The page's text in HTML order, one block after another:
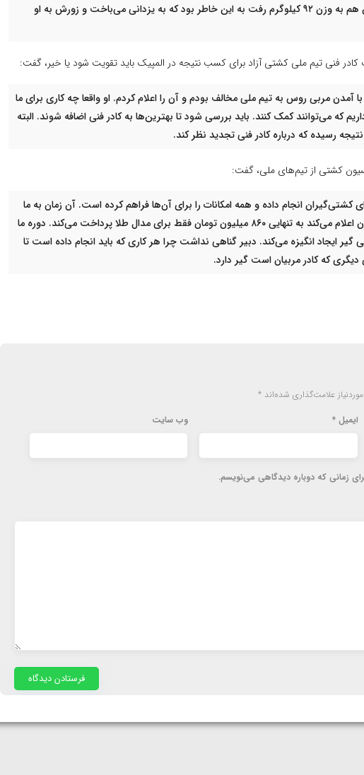
خیلی خوب شکست می‌دهد. اگر کامران هم به وزن ۹۲ کیلوگرم رفت به این خاطر بود که به یزدانی می‌باخت و زورش به او
فنی تیم ملی کشتی آزاد برای کسب نتیجه در المپیک باید تقویت شود یا خیر، گفت:
آمدن مربی روس به تیم ملی مخالف بودم و آن را اعلام کردم. او واقعا چه کاری برای ما
که می‌توانند کمک کنند. باید بررسی شود تا بهترین‌ها به کادر فنی اضافه شوند. البته
رسیده که درباره کادر فنی تجدید نظر کند.
کشتی از تیم‌های ملی، گفت:
کشتی‌گیران انجام داده و همه امکانات را برای آن‌ها فراهم کرده است. آن زمان به ما
یک قران هم نمی‌دادند اما الان فدراسیون اعلام می‌کند به تنهایی ۸۶۰ میلیون تومان فقط برای مدال طلا پرداخت می‌کند. دوره ما
گیر ایجاد انگیزه می‌کند. دبیر گناهی نداشت چرا هر کاری که باید انجام داده است تا
دیگری که کادر مربیان است گیر دارد.
علامت‌گذاری شده‌اند *
ایمیل* وب‌ سایت
زمانی که دوباره دیدگاهی می‌نویسم.